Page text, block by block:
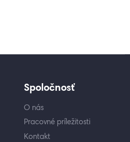
Spoločnosť
O nás
Pracovné príležitosti
Kontakt